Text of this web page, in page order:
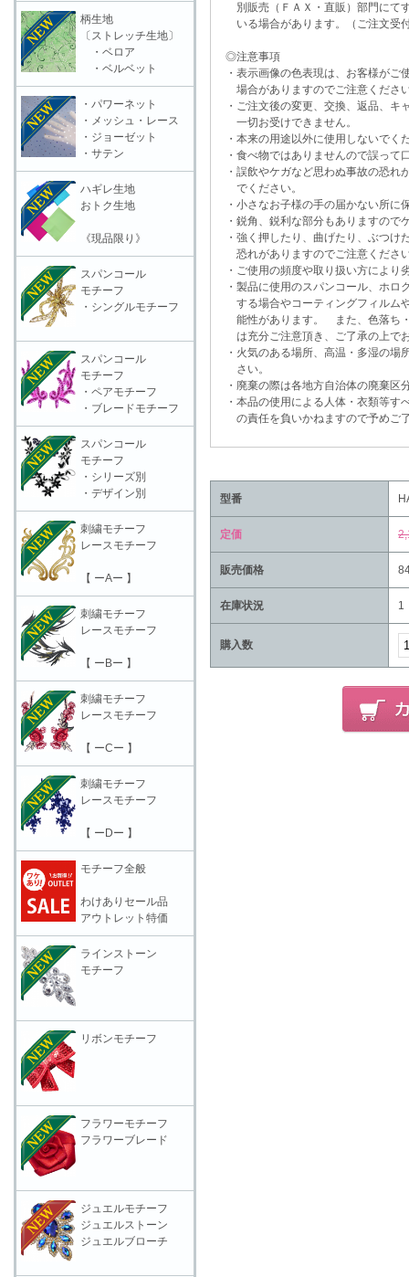
別販売（ＦＡＸ・直販）部門にて
いる場合があります。（ご注文受
◎注意事項
・表示画像の色表現は、お客様がご
場合がありますのでご注意くださ
・ご注文後の変更、交換、返品、キ
一切お受けできません。
・本来の用途以外に使用しないでく
・食べ物ではありませんので誤って
・誤飲やケガなど思わぬ事故の恐れ
でください。
・小さなお子様の手の届かない所に
・鋭角、鋭利な部分もありますので
・強く押したり、曲げたり、ぶつけ
恐れがありますのでご注意くださ
・ご使用の頻度や取り扱い方により
・製品に使用のスパンコール、ホロ
する場合やコーティングフィルム
能性があります。 また、色落ち・
は充分ご注意頂き、ご了承の上で
・火気のある場所、高温・多湿の場
さい。
・廃棄の際は各地方自治体の廃棄区
・本品の使用による人体・衣類等す
の責任を負いかねますので予めご
型番
定価
販売価格
在庫状況 1
購入数
柄生地
〔ストレッチ生地〕
・ベロア
・ベルベット
・パワーネット
・メッシュ・レース
・ジョーゼット
・サテン
ハギレ生地
おトク生地
《現品限り》
スパンコール
モチーフ
・シングルモチーフ
スパンコール
モチーフ
・ペアモチーフ
・ブレードモチーフ
スパンコール
モチーフ
・シリーズ別
・デザイン別
刺繍モチーフ
レースモチーフ
【 ーAー 】
刺繍モチーフ
レースモチーフ
【 ーBー 】
刺繍モチーフ
レースモチーフ
【 ーCー 】
刺繍モチーフ
レースモチーフ
【 ーDー 】
モチーフ全般
わけありセール品
アウトレット特価
ラインストーン
モチーフ
リボンモチーフ
フラワーモチーフ
フラワーブレード
ジュエルモチーフ
ジュエルストーン
ジュエルブローチ